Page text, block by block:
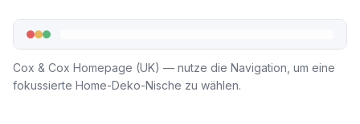
Cox & Cox Homepage (UK) — nutze die Navigation, um eine
fokussierte Home-Deko-Nische zu wählen.